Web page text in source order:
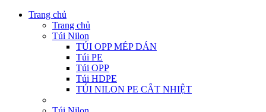
Trang chủ
Trang chủ
Túi Nilon
TÚI OPP MÉP DÁN
Túi PE
Túi OPP
Túi HDPE
TÚI NILON PE CẮT NHIỆT